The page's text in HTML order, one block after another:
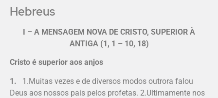
Hebreus
I – A MENSAGEM NOVA DE CRISTO, SUPERIOR À
ANTIGA (1, 1 – 10, 18)
Cristo é superior aos anjos
1. 1.Muitas vezes e de diversos modos outrora falou
Deus aos nossos pais pelos profetas. 2.Ultimamente nos